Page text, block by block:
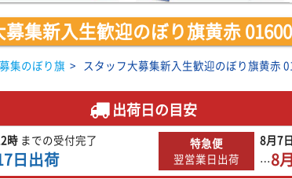
集新入生歓迎のぼり旗黄赤
集のぼり旗 > スタッフ大募集新入生歓迎のぼり旗黄赤
出荷日の目安
時 までの受付完了
日出荷
特急便
翌営業日出荷
8月7日
…8